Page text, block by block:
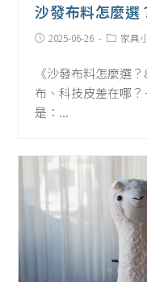
沙發布料怎麼選
Post2025-06-26
Post家具
《沙發布料怎麼選
布、科技皮差在哪
是：...